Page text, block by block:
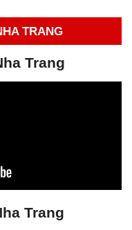
TRANG
Trang
Trang